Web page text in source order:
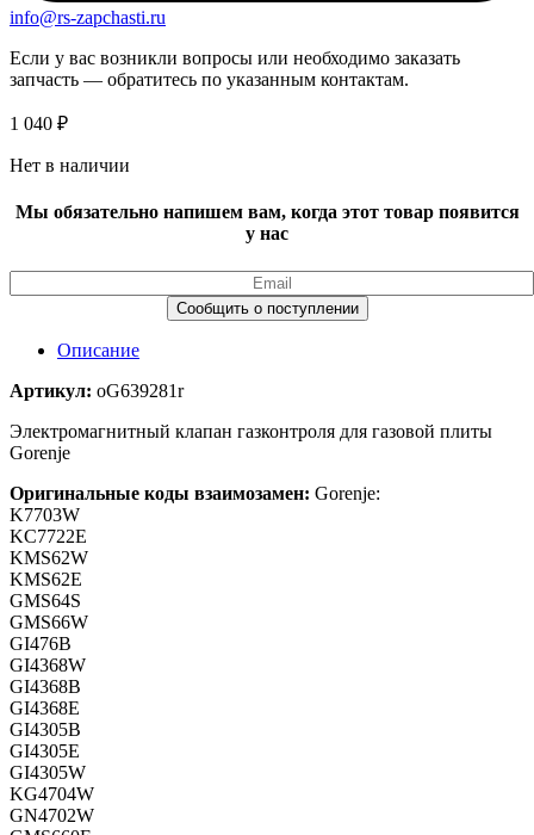
info@rs-zapchasti.ru
Если у вас возникли вопросы или необходимо заказать
запчасть — обратитесь по указанным контактам.
1 040 ₽
Нет в наличии
Мы обязательно напишем вам, когда этот товар появится
у нас
Описание
Артикул: oG639281r
Электромагнитный клапан газконтроля для газовой плиты
Gorenje
Оригинальные коды взаимозамен: Gorenje:
K7703W
KC7722E
KMS62W
KMS62E
GMS64S
GMS66W
GI476B
GI4368W
GI4368B
GI4368E
GI4305B
GI4305E
GI4305W
KG4704W
GN4702W